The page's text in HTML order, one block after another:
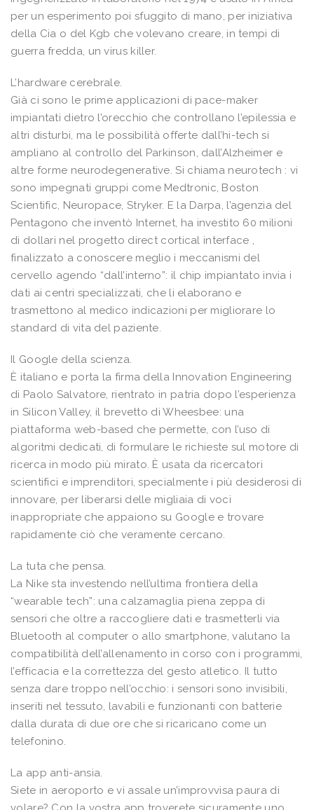
per un esperimento poi sfuggito di mano, per iniziativa
della Cia o del Kgb che volevano creare, in tempi di
guerra fredda, un virus killer.
L’hardware cerebrale.
Già ci sono le prime applicazioni di pace-maker
impiantati dietro l’orecchio che controllano l’epilessia e
altri disturbi, ma le possibilità offerte dall’hi-tech si
ampliano al controllo del Parkinson, dall’Alzheimer e
altre forme neurodegenerative. Si chiama neurotech : vi
sono impegnati gruppi come Medtronic, Boston
Scientific, Neuropace, Stryker. E la Darpa, l’agenzia del
Pentagono che inventò Internet, ha investito 60 milioni
di dollari nel progetto direct cortical interface ,
finalizzato a conoscere meglio i meccanismi del
cervello agendo “dall’interno”: il chip impiantato invia i
dati ai centri specializzati, che li elaborano e
trasmettono al medico indicazioni per migliorare lo
standard di vita del paziente.
Il Google della scienza.
È italiano e porta la firma della Innovation Engineering
di Paolo Salvatore, rientrato in patria dopo l’esperienza
in Silicon Valley, il brevetto di Wheesbee: una
piattaforma web-based che permette, con l’uso di
algoritmi dedicati, di formulare le richieste sul motore di
ricerca in modo più mirato. È usata da ricercatori
scientifici e imprenditori, specialmente i più desiderosi di
innovare, per liberarsi delle migliaia di voci
inappropriate che appaiono su Google e trovare
rapidamente ciò che veramente cercano.
La tuta che pensa.
La Nike sta investendo nell’ultima frontiera della
“wearable tech”: una calzamaglia piena zeppa di
sensori che oltre a raccogliere dati e trasmetterli via
Bluetooth al computer o allo smartphone, valutano la
compatibilità dell’allenamento in corso con i programmi,
l’efficacia e la correttezza del gesto atletico. Il tutto
senza dare troppo nell’occhio: i sensori sono invisibili,
inseriti nel tessuto, lavabili e funzionanti con batterie
dalla durata di due ore che si ricaricano come un
telefonino.
La app anti-ansia.
Siete in aeroporto e vi assale un’improvvisa paura di